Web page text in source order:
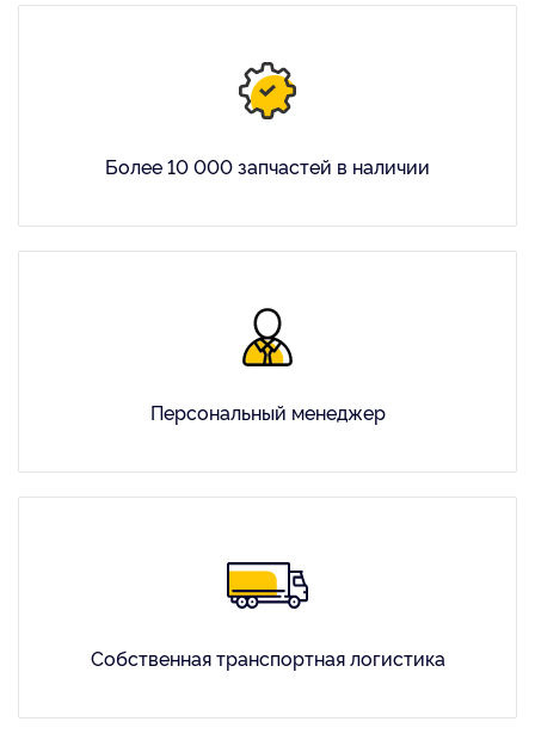
Более 10 000 запчастей в наличии
Персональный менеджер
Собственная транспортная логистика